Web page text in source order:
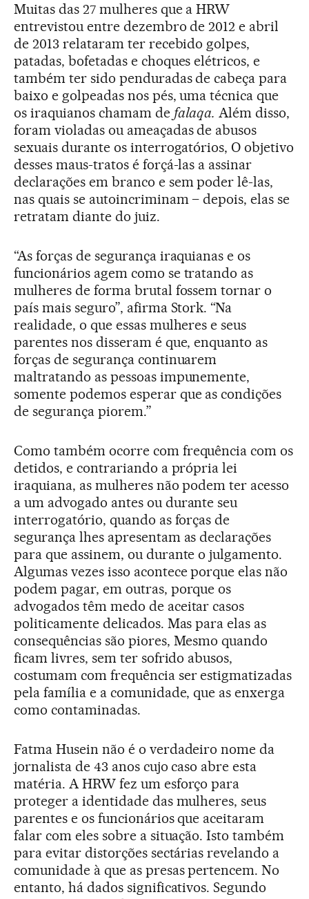
Muitas das 27 mulheres que a HRW
entrevistou entre dezembro de 2012 e abril
de 2013 relataram ter recebido golpes,
patadas, bofetadas e choques elétricos, e
também ter sido penduradas de cabeça para
baixo e golpeadas nos pés, uma técnica que
os iraquianos chamam de falaqa. Além disso,
foram violadas ou ameaçadas de abusos
sexuais durante os interrogatórios, O objetivo
desses maus-tratos é forçá-las a assinar
declarações em branco e sem poder lê-las,
nas quais se autoincriminam – depois, elas se
retratam diante do juiz.
“As forças de segurança iraquianas e os
funcionários agem como se tratando as
mulheres de forma brutal fossem tornar o
país mais seguro”, afirma Stork. “Na
realidade, o que essas mulheres e seus
parentes nos disseram é que, enquanto as
forças de segurança continuarem
maltratando as pessoas impunemente,
somente podemos esperar que as condições
de segurança piorem.”
Como também ocorre com frequência com os
detidos, e contrariando a própria lei
iraquiana, as mulheres não podem ter acesso
a um advogado antes ou durante seu
interrogatório, quando as forças de
segurança lhes apresentam as declarações
para que assinem, ou durante o julgamento.
Algumas vezes isso acontece porque elas não
podem pagar, em outras, porque os
advogados têm medo de aceitar casos
politicamente delicados. Mas para elas as
consequências são piores, Mesmo quando
ficam livres, sem ter sofrido abusos,
costumam com frequência ser estigmatizadas
pela família e a comunidade, que as enxerga
como contaminadas.
Fatma Husein não é o verdadeiro nome da
jornalista de 43 anos cujo caso abre esta
matéria. A HRW fez um esforço para
proteger a identidade das mulheres, seus
parentes e os funcionários que aceitaram
falar com eles sobre a situação. Isto também
para evitar distorções sectárias revelando a
comunidade à que as presas pertencem. No
entanto, há dados significativos. Segundo